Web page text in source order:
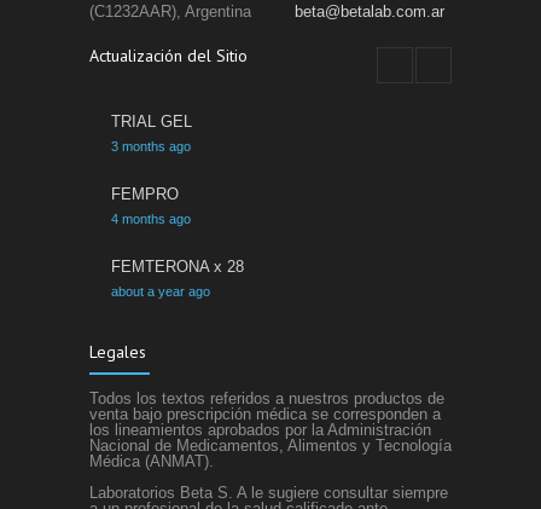
(C1232AAR), Argentina
beta@betalab.com.ar
Actualización del Sitio
TRIAL GEL
3 months ago
FEMPRO
4 months ago
FEMTERONA x 28
about a year ago
about a year ago
SIFEL
about a year ago
Legales
Todos los textos referidos a nuestros productos de
venta bajo prescripción médica se corresponden a
los lineamientos aprobados por la Administración
Nacional de Medicamentos, Alimentos y Tecnología
Médica (ANMAT).
Laboratorios Beta S. A le sugiere consultar siempre